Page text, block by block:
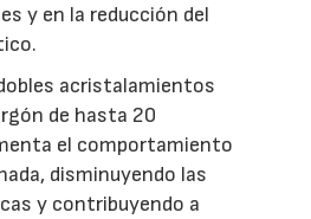
y en la reducción del
acristalamientos
de hasta 20
el comportamiento
disminuyendo las
y contribuyendo a